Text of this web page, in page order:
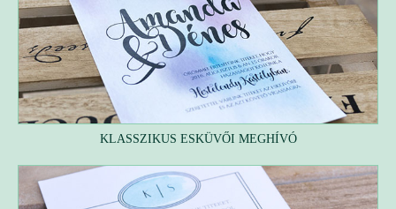
KLASSZIKUS ESKÜVŐI MEGHÍVÓ